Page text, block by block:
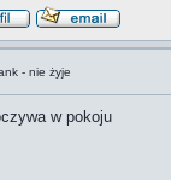
- nie żyje
w pokoju